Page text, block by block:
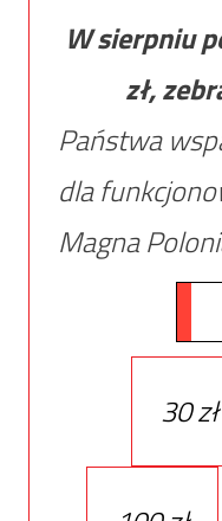
W sierpniu
zł,
Państwa
dla
Magna
30 zł